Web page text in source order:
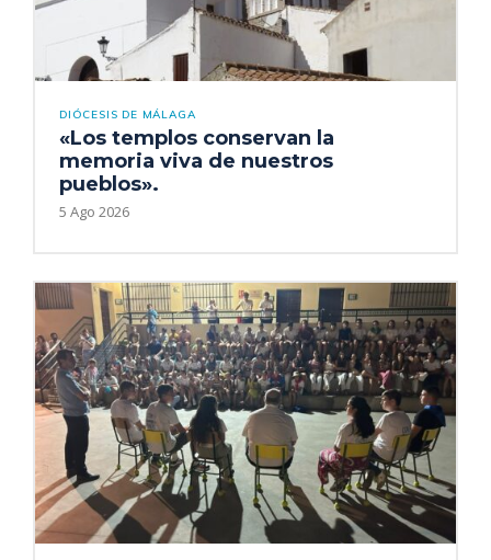
DIÓCESIS DE MÁLAGA
«Los templos conservan la
memoria viva de nuestros
pueblos».
5 Ago 2026